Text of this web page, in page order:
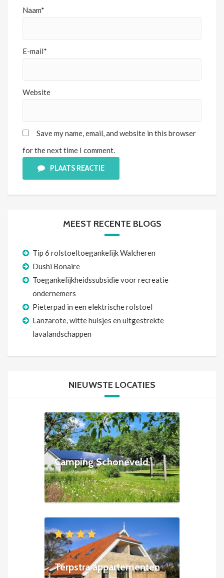
Naam*
E-mail*
Website
Save my name, email, and website in this browser
for the next time I comment.
PLAATS REACTIE
MEEST RECENTE BLOGS
Tip 6 rolstoeltoegankelijk Walcheren
Dushi Bonaire
Toegankelijkheidssubsidie voor recreatie
ondernemers
Pieterpad in een elektrische rolstoel
Lanzarote, witte huisjes en uitgestrekte
lavalandschappen
NIEUWSTE LOCATIES
Camping Schoneveld
Terpstra appartementen